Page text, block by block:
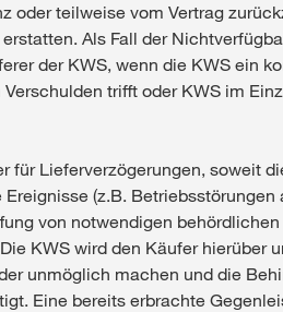
oder teilweise vom Vertrag
Als Fall der
der KWS, wenn die KWS ein
trifft oder KWS im
für Lieferverzögerungen, soweit
(z.B. Betriebsstörungen
von notwendigen
KWS wird den Käufer hierüber
unmöglich machen und die
Eine bereits erbrachte